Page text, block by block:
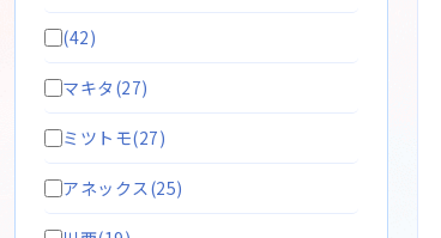
(42)
マキタ(27)
ミツトモ(27)
アネックス(25)